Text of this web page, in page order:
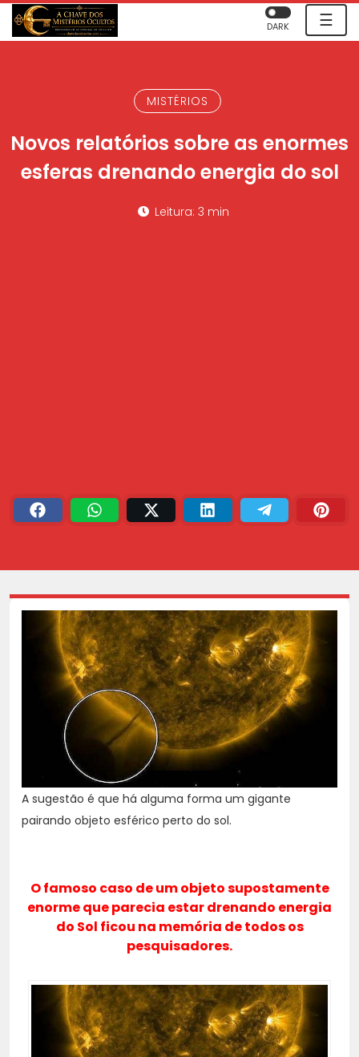
☰
DARK
MISTÉRIOS
Novos relatórios sobre as enormes
esferas drenando energia do sol
Leitura: 3 min
A sugestão é que há alguma forma um gigante
pairando objeto esférico perto do sol.
O famoso caso de um objeto supostamente
enorme que parecia estar drenando energia
do Sol ficou na memória de todos os
pesquisadores.